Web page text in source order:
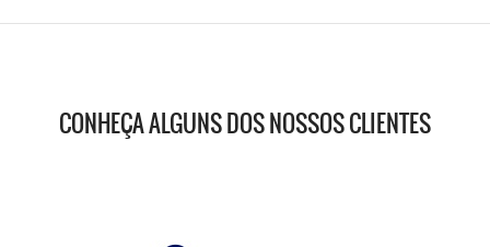
CONHEÇA ALGUNS DOS NOSSOS CLIENTES